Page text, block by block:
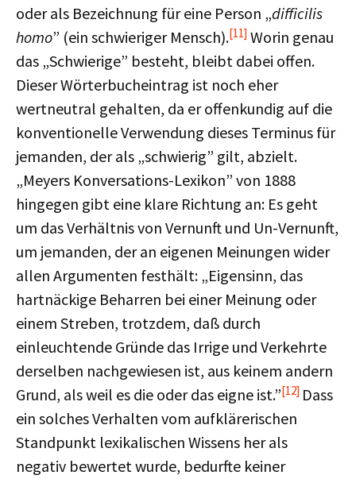
oder als Bezeichnung für eine Person „difficilis
homo” (ein schwieriger Mensch).[11] Worin genau
das „Schwierige” besteht, bleibt dabei offen.
Dieser Wörterbucheintrag ist noch eher
wertneutral gehalten, da er offenkundig auf die
konventionelle Verwendung dieses Terminus für
jemanden, der als „schwierig” gilt, abzielt.
„Meyers Konversations-Lexikon” von 1888
hingegen gibt eine klare Richtung an: Es geht
um das Verhältnis von Vernunft und Un-Vernunft,
um jemanden, der an eigenen Meinungen wider
allen Argumenten festhält: „Eigensinn, das
hartnäckige Beharren bei einer Meinung oder
einem Streben, trotzdem, daß durch
einleuchtende Gründe das Irrige und Verkehrte
derselben nachgewiesen ist, aus keinem andern
Grund, als weil es die oder das eigne ist.”[12] Dass
ein solches Verhalten vom aufklärerischen
Standpunkt lexikalischen Wissens her als
negativ bewertet wurde, bedurfte keiner